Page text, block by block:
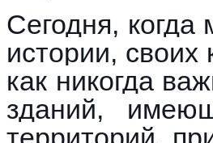
Сегодня,
истории,
как никогда
зданий,